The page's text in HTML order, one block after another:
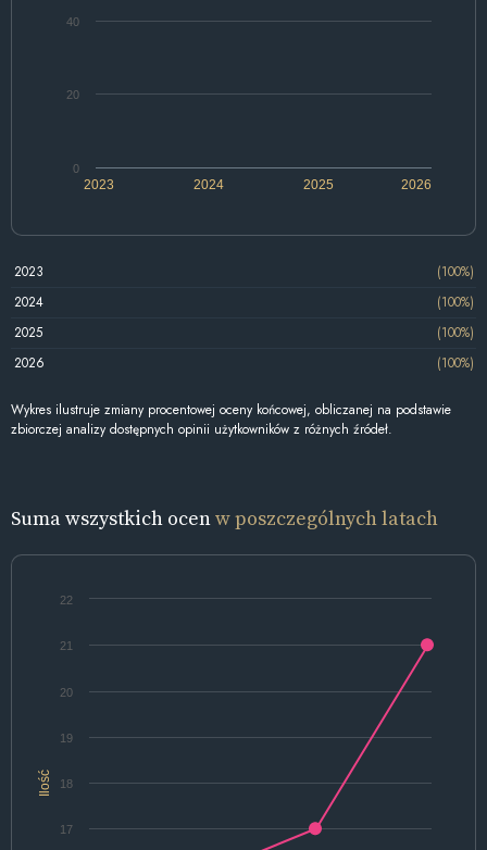
2024 2026
2023 2025
0
20
40
2023
(100%)
2024
(100%)
2025
(100%)
2026
(100%)
Wykres ilustruje zmiany procentowej oceny końcowej, obliczanej na podstawie
zbiorczej analizy dostępnych opinii użytkowników z różnych źródeł.
Suma wszystkich ocenw poszczególnych latach
Ilość
17
18
19
20
21
22